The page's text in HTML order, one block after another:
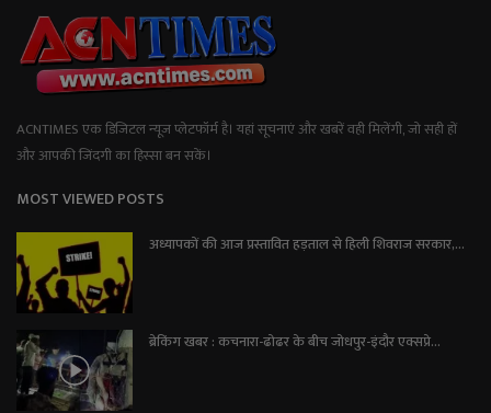
ACNTIMES एक डिजिटल न्यूज प्लेटफॉर्म है। यहां सूचनाएं और खबरें वही मिलेंगी, जो सही हों
और आपकी जिंदगी का हिस्सा बन सकें।
MOST VIEWED POSTS
अध्यापकों की आज प्रस्तावित हड़ताल से हिली शिवराज सरकार,...
ब्रेकिंग खबर : कचनारा-ढोढर के बीच जोधपुर-इंदौर एक्सप्रे...